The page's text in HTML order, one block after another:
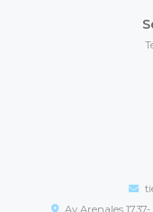
Av Arenales